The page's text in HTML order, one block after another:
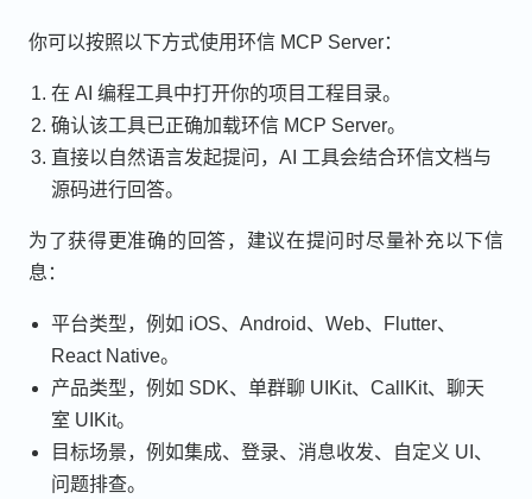
你可以按照以下方式使用环信 MCP Server：
在 AI 编程工具中打开你的项目工程目录。
确认该工具已正确加载环信 MCP Server。
直接以自然语言发起提问，AI 工具会结合环信文档与
源码进行回答。
为了获得更准确的回答，建议在提问时尽量补充以下信
息：
平台类型，例如 iOS、Android、Web、Flutter、
React Native。
产品类型，例如 SDK、单群聊 UIKit、CallKit、聊天
室 UIKit。
目标场景，例如集成、登录、消息收发、自定义 UI、
问题排查。